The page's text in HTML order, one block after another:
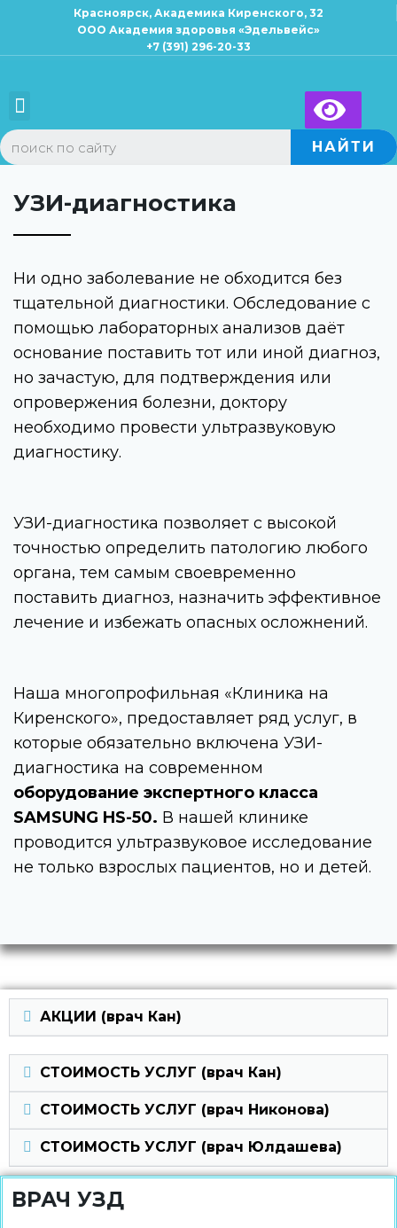
Красноярск, Академика Киренского, 32
ООО Академия здоровья «Эдельвейс»
+7 (391) 296-20-33
НАЙТИ
УЗИ-диагностика
Ни одно заболевание не обходится без
тщательной диагностики. Обследование с
помощью лабораторных анализов даёт
основание поставить тот или иной диагноз,
но зачастую, для подтверждения или
опровержения болезни, доктору
необходимо провести ультразвуковую
диагностику.
УЗИ-диагностика позволяет с высокой
точностью определить патологию любого
органа, тем самым своевременно
поставить диагноз, назначить эффективное
лечение и избежать опасных осложнений.
Наша многопрофильная «Клиника на
Киренского», предоставляет ряд услуг, в
которые обязательно включена УЗИ-
диагностика на современном
оборудование экспертного класса
SAMSUNG HS-50. В нашей клинике
проводится ультразвуковое исследование
не только взрослых пациентов, но и детей.
АКЦИИ (врач Кан)
СТОИМОСТЬ УСЛУГ (врач Кан)
СТОИМОСТЬ УСЛУГ (врач Никонова)
СТОИМОСТЬ УСЛУГ (врач Юлдашева)
ВРАЧ УЗД
Запись к специалисту ×